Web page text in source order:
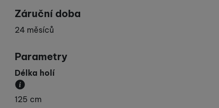
Záruční doba
24 měsíců
Parametry
Délka holí
Parametr vyjadřuje délku hole.
125 cm